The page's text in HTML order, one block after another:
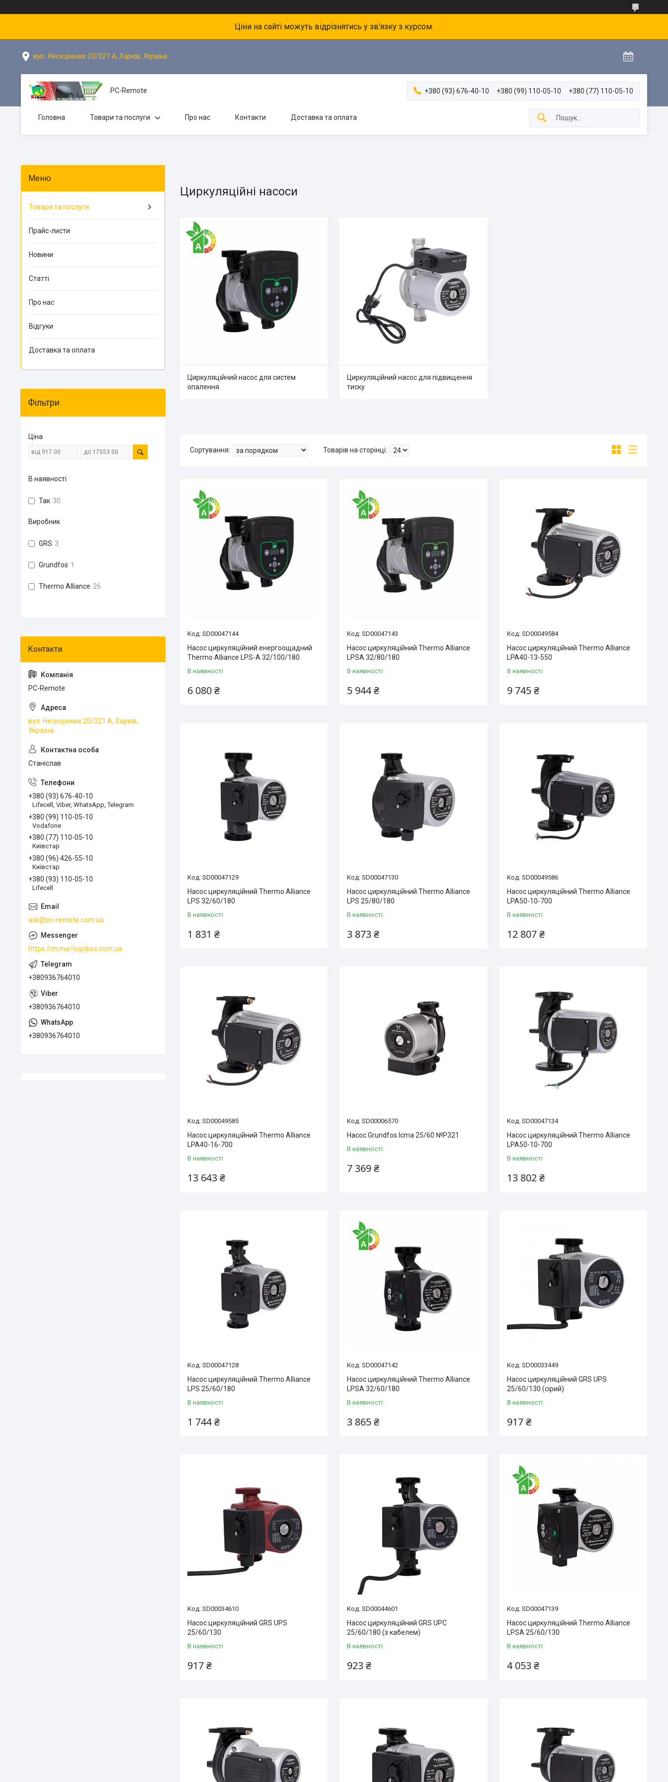
Ціни на сайті можуть відрізнятись у зв'язку з курсом.
вул. Нескорених 20/321 А, Харків, Україна
PC-Remote +380 (93) 676-40-10 +380 (99) 110-05-10 +380 (77) 110-05-10
Головна Товари та послуги Про нас Контакти Доставка та оплата
Циркуляційні насоси
Циркуляційний насос для систем
опалення
Циркуляційний насос для підвищення
тиску
SD00047144
Насос циркуляційний енергоощадний
Thermo Alliance LPS-A 32/100/180
В наявності
6 080 ₴
SD00047143
Насос циркуляційний Thermo Alliance
LPSA 32/80/180
В наявності
5 944 ₴
SD00049584
Насос циркуляційний Thermo Alliance
LPA40-13-550
В наявності
9 745 ₴
SD00047129
Насос циркуляційний Thermo Alliance
LPS 32/60/180
В наявності
1 831 ₴
SD00047130
Насос циркуляційний Thermo Alliance
LPS 25/80/180
В наявності
3 873 ₴
SD00049586
Насос циркуляційний Thermo Alliance
LPA50-10-700
В наявності
12 807 ₴
SD00049585
Насос циркуляційний Thermo Alliance
LPA40-16-700
В наявності
13 643 ₴
SD00006570
Насос Grundfos Icma 25/60 №P321
В наявності
7 369 ₴
SD00047134
Насос циркуляційний Thermo Alliance
LPA50-10-700
В наявності
13 802 ₴
SD00047128
Насос циркуляційний Thermo Alliance
LPS 25/60/180
В наявності
1 744 ₴
SD00047142
Насос циркуляційний Thermo Alliance
LPSA 32/60/180
В наявності
3 865 ₴
SD00033449
Насос циркуляційний GRS UPS
25/60/130 (сірий)
В наявності
917 ₴
SD00034610
Насос циркуляційний GRS UPS
25/60/130
В наявності
917 ₴
SD00044601
Насос циркуляційний GRS UPC
25/60/180 (з кабелем)
В наявності
923 ₴
SD00047139
Насос циркуляційний Thermo Alliance
LPSA 25/60/130
В наявності
4 053 ₴
Товари та послуги
Прайс-листи
Новини
Статті
Про нас
Відгуки
Доставка та оплата
Фільтри
Ціна
В наявності
Так 30
Виробник
GRS 3
Grundfos 1
Thermo Alliance 26
PC-Remote
вул. Нескорених 20/321 А, Харків,
Україна
Станіслав
+380 (93) 676-40-10
Lifecell, Viber, WhatsApp, Telegram
+380 (99) 110-05-10
Vodafone
+380 (77) 110-05-10
Київстар
+380 (96) 426-55-10
Київстар
+380 (93) 110-05-10
Lifecell
ask@pc-remote.com.ua
https://m.me/logobox.com.ua
+380936764010
+380936764010
+380936764010